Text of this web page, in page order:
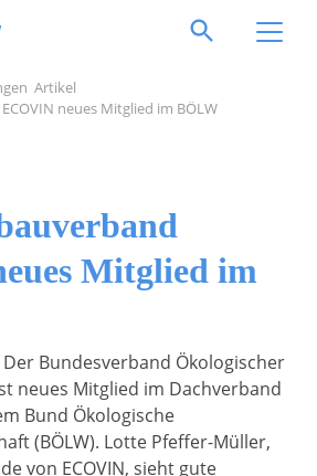
Artikel
neues Mitglied im BÖLW
Mitglied im
Bundesverband Ökologischer
neues Mitglied im Dachverband
Bund Ökologische
(BÖLW). Lotte Pfeffer-Müller,
von ECOVIN, sieht gute